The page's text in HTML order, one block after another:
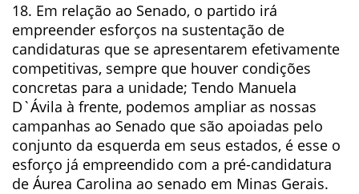
18. Em relação ao Senado, o partido irá
empreender esforços na sustentação de
candidaturas que se apresentarem efetivamente
competitivas, sempre que houver condições
concretas para a unidade; Tendo Manuela
D`Ávila à frente, podemos ampliar as nossas
campanhas ao Senado que são apoiadas pelo
conjunto da esquerda em seus estados, é esse o
esforço já empreendido com a pré-candidatura
de Áurea Carolina ao senado em Minas Gerais.